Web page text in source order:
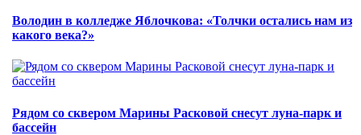
Володин в колледже Яблочкова: «Толчки остались нам из
какого века?»
Рядом со сквером Марины Расковой снесут луна-парк и
бассейн